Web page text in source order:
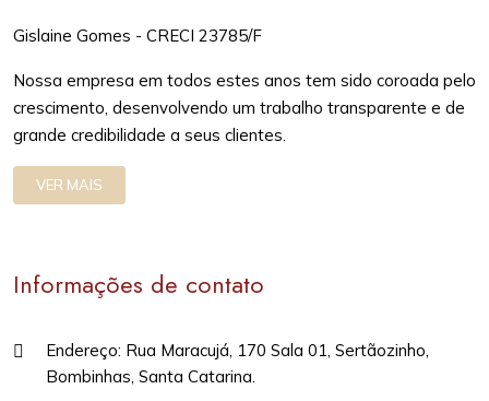
Gislaine Gomes - CRECI 23785/F
Nossa empresa em todos estes anos tem sido coroada pelo
crescimento, desenvolvendo um trabalho transparente e de
grande credibilidade a seus clientes.
VER MAIS
Informações de contato
Endereço: Rua Maracujá, 170 Sala 01, Sertãozinho,
Bombinhas, Santa Catarina.